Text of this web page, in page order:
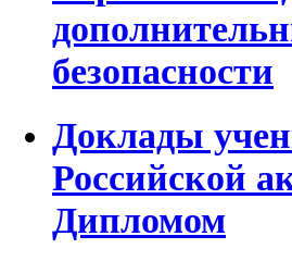
безопасности
Доклады
Российской
Дипломом